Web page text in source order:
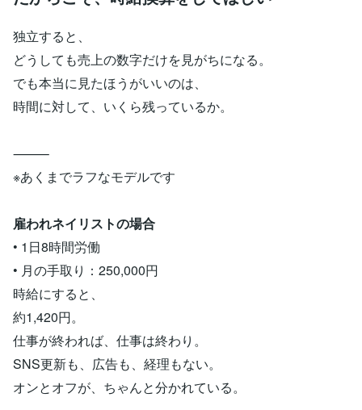
独立すると、
どうしても売上の数字だけを見がちになる。
でも本当に見たほうがいいのは、
時間に対して、いくら残っているか。
⸻
※あくまでラフなモデルです
雇われネイリストの場合
• 1日8時間労働
• 月の手取り：250,000円
時給にすると、
約1,420円。
仕事が終われば、仕事は終わり。
SNS更新も、広告も、経理もない。
オンとオフが、ちゃんと分かれている。